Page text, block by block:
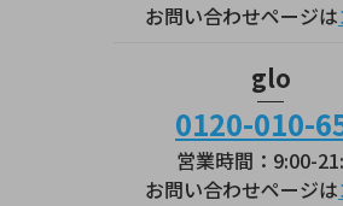
お問い合わせページは
glo
0120-010-
営業時間：9:00-
お問い合わせページは